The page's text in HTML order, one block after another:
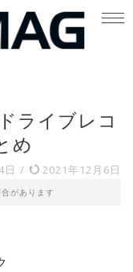
ライブレコ
め
日 / 2021年12月6日
があります